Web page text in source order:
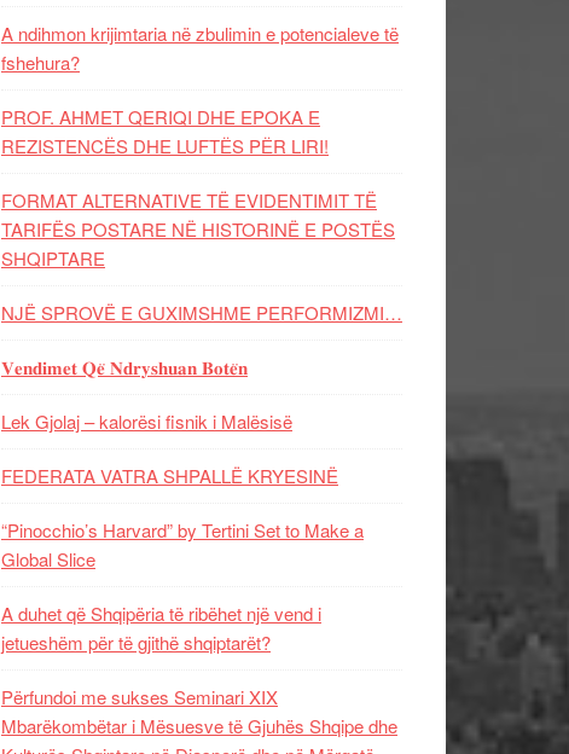
A ndihmon krijimtaria në zbulimin e potencialeve të
fshehura?
PROF. AHMET QERIQI DHE EPOKA E
REZISTENCЁS DHE LUFTЁS PЁR LIRI!
FORMAT ALTERNATIVE TË EVIDENTIMIT TË
TARIFËS POSTARE NË HISTORINË E POSTËS
SHQIPTARE
NJË SPROVË E GUXIMSHME PERFORMIZMI…
𝐕𝐞𝐧𝐝𝐢𝐦𝐞𝐭 𝐐𝐞̈ 𝐍𝐝𝐫𝐲𝐬𝐡𝐮𝐚𝐧 𝐁𝐨𝐭𝐞̈𝐧
Lek Gjolaj – kalorësi fisnik i Malësisë
FEDERATA VATRA SHPALLË KRYESINË
“Pinocchio’s Harvard” by Tertini Set to Make a
Global Slice
A duhet që Shqipëria të ribëhet një vend i
jetueshëm për të gjithë shqiptarët?
Përfundoi me sukses Seminari XIX
Mbarëkombëtar i Mësuesve të Gjuhës Shqipe dhe